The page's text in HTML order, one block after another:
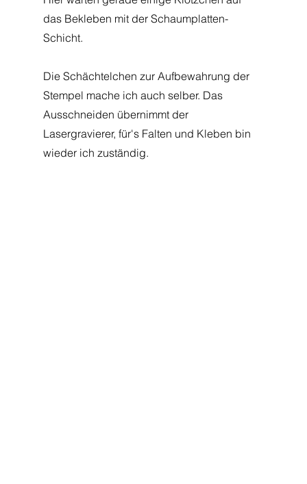
das Bekleben mit der Schaumplatten-
Schicht.
Die Schächtelchen zur Aufbewahrung der
Stempel mache ich auch selber. Das
Ausschneiden übernimmt der
Lasergravierer, für's Falten und Kleben bin
wieder ich zuständig.